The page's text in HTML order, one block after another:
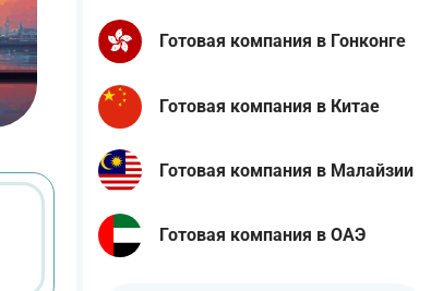
Готовая компания в Гонконге
Готовая компания в Китае
Готовая компания в Малайзии
Готовая компания в ОАЭ